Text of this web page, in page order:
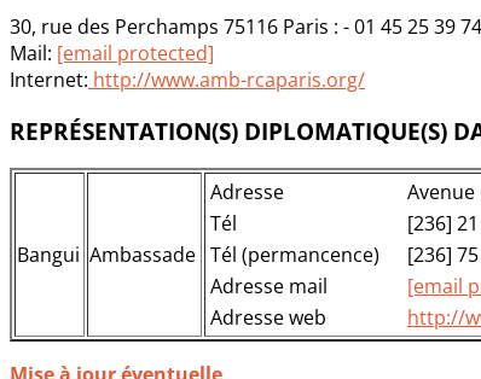
30, rue des Perchamps 75116 Paris : - 01 45 25 39
Mail: [email protected]
Internet: http://www.amb-rcaparis.org/
REPRÉSENTATION(S) DIPLOMATIQUE(S)
Bangui Ambassade
Adresse
Avenue
Tél
[236]
Tél (permancence)
[236]
Adresse mail
[email
Adresse web
http://